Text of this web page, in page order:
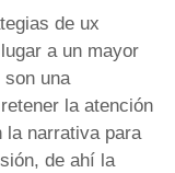
de ux
a un mayor
una
la atención
la narrativa para
de ahí la